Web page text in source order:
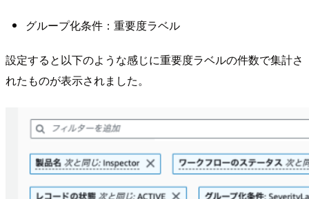
グループ化条件：重要度ラベル
設定すると以下のような感じに重要度ラベルの件数で集計さ
れたものが表示されました。